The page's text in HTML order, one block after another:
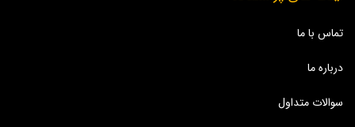
تماس با ما
درباره ما
سوالات متداول